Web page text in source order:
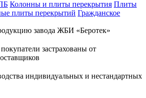
Колонны и плиты перекрытия Плиты
плиты перекрытий Гражданское
завода ЖБИ «Беротек»
застрахованы от
индивидуальных и нестандартных